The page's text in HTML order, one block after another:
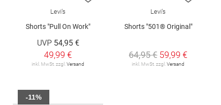
Levi's
Shorts "Pull On Work"
UVP 54,95 €
49,99 €
inkl. MwSt. zzgl. Versand
Levi's
Shorts "501® Original"
64,95 € 59,99 €
inkl. MwSt. zzgl. Versand
-11%